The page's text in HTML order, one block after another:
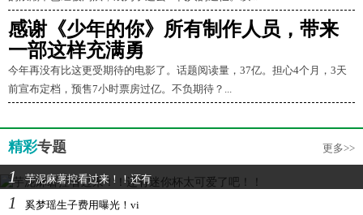
感谢《少年的你》所有制作人员，带来
一部这样充满勇
今年再没有比这更受期待的电影了。话题阅读量，37亿。担心4个月，3天
前宣布定档，预售7小时票房过亿。不负期待？...
精彩专题 更多>>
1 芋泥麻薯控看过来！！还有
1 奚梦瑶生子费用曝光！vi